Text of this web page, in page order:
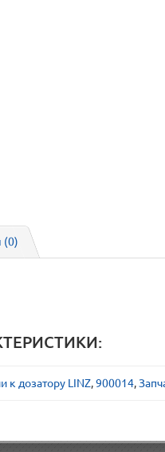
(0)
к дозатору LINZ,900014,